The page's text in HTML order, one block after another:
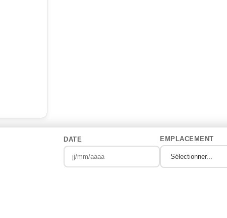
DATE EMPLACEMENT